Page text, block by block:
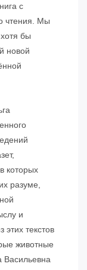
с
чтения. Мы
бы
новой
которых
разуме,
и
этих текстов
животные
Васильевна